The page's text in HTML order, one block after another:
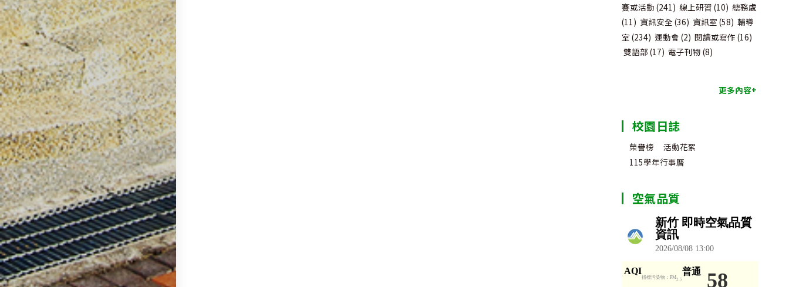
賽或活動 (241) 線上研習 (10) 總務處
(11) 資訊安全 (36) 資訊室 (58) 輔導
室 (234) 運動會 (2) 閱讀或寫作 (16)
雙語部 (17) 電子刊物 (8)
更多內容+
校園日誌
榮譽榜
活動花絮
115學年行事曆
空氣品質